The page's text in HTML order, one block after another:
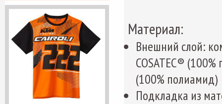
Материал:
Внешний слой:
COSATEC®
(100% полиамид)
Подкладка из